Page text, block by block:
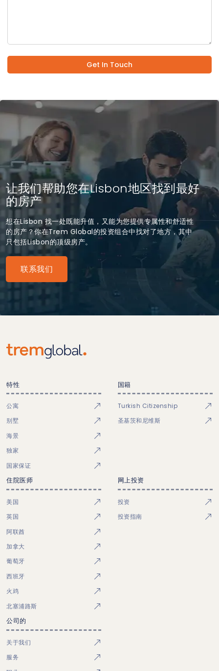
Get In Touch
让我们帮助您在Lisbon地区找到最好
的房产
想在Lisbon 找一处既能升值，又能为您提供专属性和舒适性
的房产？你在Trem Global的投资组合中找对了地方，其中
只包括Lisbon的顶级房产。
联系我们
特性
公寓
别墅
海景
独家
国家保证
国籍
Turkish Citizenship
圣基茨和尼维斯
住院医师
美国
英国
阿联酋
加拿大
葡萄牙
西班牙
火鸡
北塞浦路斯
网上投资
投资
投资指南
公司的
关于我们
服务